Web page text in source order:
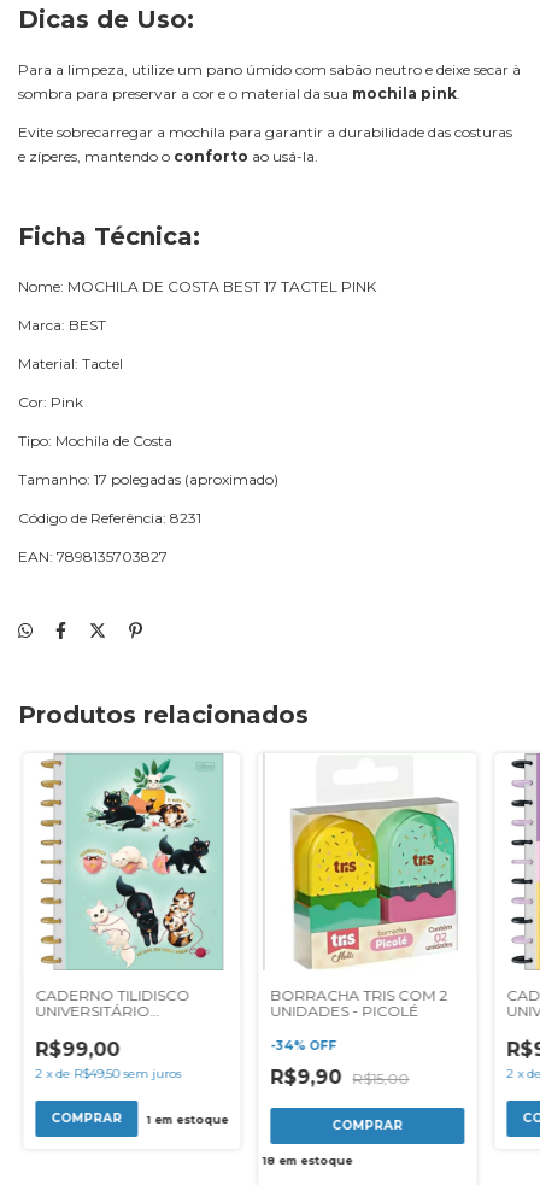
Dicas de Uso:
Para a limpeza, utilize um pano úmido com sabão neutro e deixe secar à
sombra para preservar a cor e o material da sua mochila pink
Evite sobrecarregar a mochila para garantir a durabilidade das costuras
e zíperes, mantendo o conforto ao usá-la.
Ficha Técnica:
Nome: MOCHILA DE COSTA BEST 17 TACTEL PINK
Marca: BEST
Material: Tactel
Cor: Pink
Tipo: Mochila de Costa
Tamanho: 17 polegadas (aproximado)
Código de Referência: 8231
EAN: 7898135703827
Produtos relacionados
CADERNO TILIDISCO
UNIVERSITÁRIO
MATÉRIAS 160F TILIBRA
R$99,00
2 xde R$49,50 sem juros
1 em estoque
BORRACHA TRIS COM 2
UNIDADES - PICOLÉ
-34% OFF
R$9,90 R$15,00
18 em estoque
2 x